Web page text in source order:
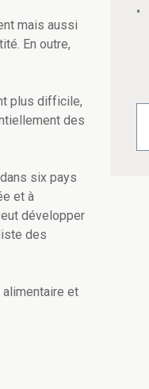
mais aussi
En outre,
plus difficile,
des
six pays
et à
développer
des
alimentaire et